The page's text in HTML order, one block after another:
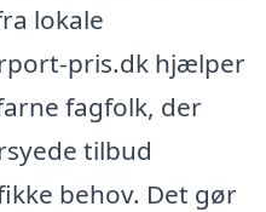
lokale
pris.dk hjælper
fagfolk, der
tilbud
behov. Det gør